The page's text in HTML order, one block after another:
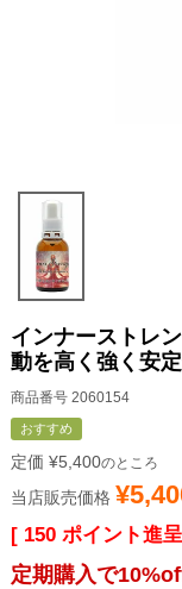
インナーストレ
動を高く強く安
商品番号 2060154
おすすめ
定価 ¥5,400のところ
当店販売価格 ¥
[ 150 ポイント進
定期購入で